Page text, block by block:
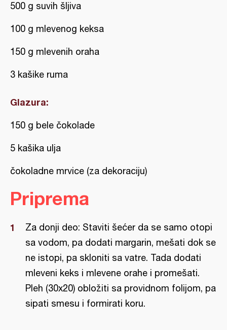
500 g suvih šljiva
100 g mlevenog keksa
150 g mlevenih oraha
3 kašike ruma
Glazura:
150 g bele čokolade
5 kašika ulja
čokoladne mrvice (za dekoraciju)
Priprema
Za donji deo: Staviti šećer da se samo otopi
sa vodom, pa dodati margarin, mešati dok se
ne istopi, pa skloniti sa vatre. Tada dodati
mleveni keks i mlevene orahe i promešati.
Pleh (30x20) obložiti sa providnom folijom, pa
sipati smesu i formirati koru.